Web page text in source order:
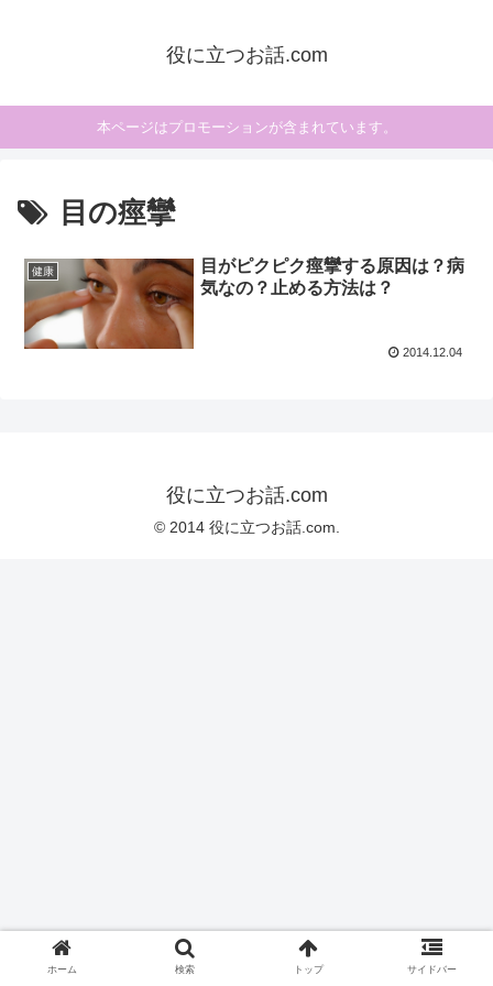
役に立つお話.com
本ページはプロモーションが含まれています。
目の痙攣
健康
目がピクピク痙攣する原因は？病
気なの？止める方法は？
2014.12.04
役に立つお話.com
© 2014 役に立つお話.com.
ホーム 検索 トップ サイドバー